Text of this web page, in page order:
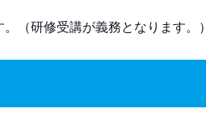
（研修受講が義務となります。）